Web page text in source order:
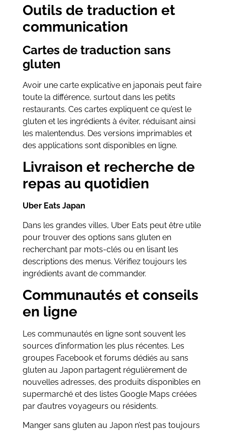
Outils de traduction et
communication
Cartes de traduction sans
gluten
Avoir une carte explicative en japonais peut faire
toute la différence, surtout dans les petits
restaurants. Ces cartes expliquent ce qu’est le
gluten et les ingrédients à éviter, réduisant ainsi
les malentendus. Des versions imprimables et
des applications sont disponibles en ligne.
Livraison et recherche de
repas au quotidien
Uber Eats Japan
Dans les grandes villes, Uber Eats peut être utile
pour trouver des options sans gluten en
recherchant par mots-clés ou en lisant les
descriptions des menus. Vérifiez toujours les
ingrédients avant de commander.
Communautés et conseils
en ligne
Les communautés en ligne sont souvent les
sources d’information les plus récentes. Les
groupes Facebook et forums dédiés au sans
gluten au Japon partagent régulièrement de
nouvelles adresses, des produits disponibles en
supermarché et des listes Google Maps créées
par d’autres voyageurs ou résidents.
Manger sans gluten au Japon n’est pas toujours